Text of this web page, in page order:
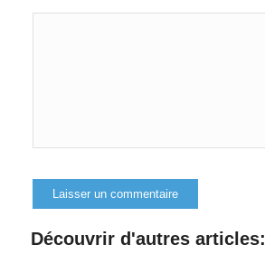
Alternative:
Découvrir d'autres articles: